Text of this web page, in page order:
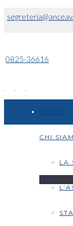
0825-36616
CHI
LA